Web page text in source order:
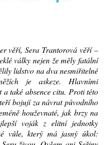
věří, Sera Trantorová věří –
války nejen že měly fatální
lidstvo na dva nesmiřitelné
je askeze. Hlavními
a také absence citu. Proti této
bojují za návrat původního
houževnaté, jak brzy na
voják z elitní jednotky
vůle, který má jasný úkol: